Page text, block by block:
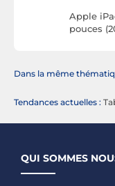
Apple
pouces
Dans la même
Tendances actuelles :
QUI SOMMES